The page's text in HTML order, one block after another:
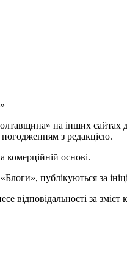
на інших сайтах
з редакцією.
комерційній основі.
публікуються за
відповідальності за